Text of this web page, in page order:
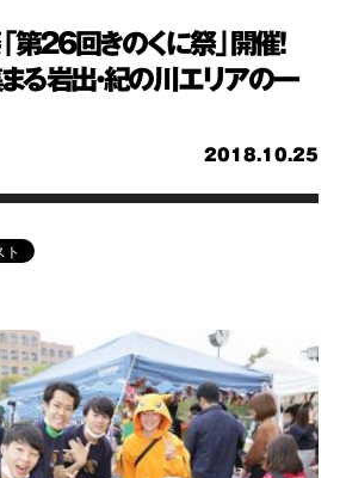
第26回きのくに祭」開催！
岩出・紀の川エリアの一
2018.10.25